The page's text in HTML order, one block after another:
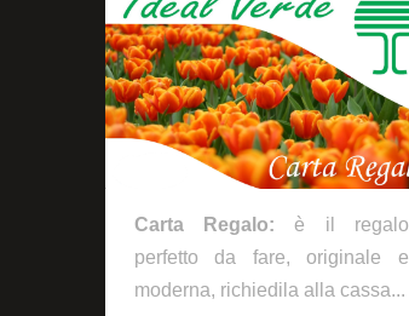
Carta Regalo: è il regalo
perfetto da fare, originale e
moderna, richiedila alla cassa...
Fidelity Card